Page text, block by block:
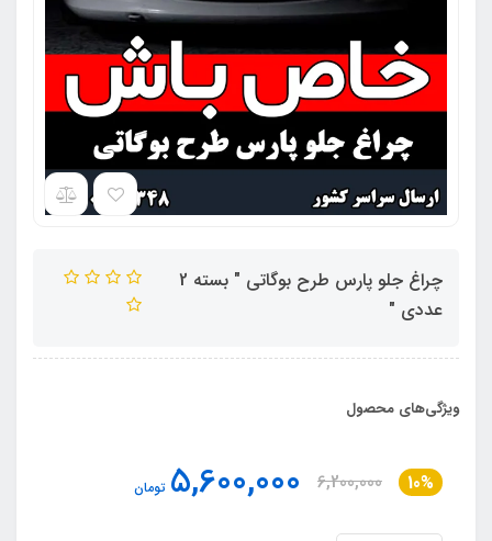
چراغ جلو پارس طرح بوگاتی " بسته 2
عددی "
ویژگی‌های محصول
10%
6,200,000
5,600,000 تومان